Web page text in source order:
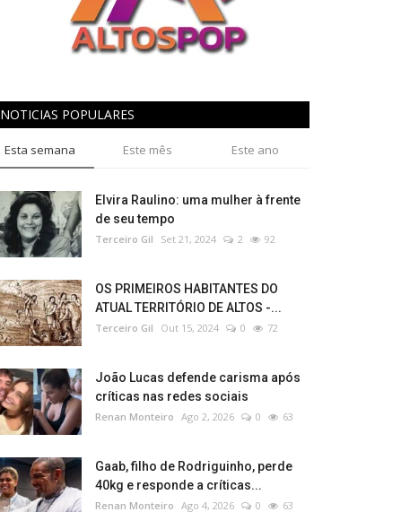
NOTICIAS POPULARES
Esta semana Este mês Este ano
Elvira Raulino: uma mulher à frente
de seu tempo
Terceiro Gil Set 21, 2024 2 92
OS PRIMEIROS HABITANTES DO
ATUAL TERRITÓRIO DE ALTOS -...
Terceiro Gil Out 15, 2024 0 72
João Lucas defende carisma após
críticas nas redes sociais​‌​
Renan Monteiro Ago 2, 2026 0 63
Gaab, filho de Rodriguinho, perde
40kg e responde a críticas...
Renan Monteiro Ago 4, 2026 0 63